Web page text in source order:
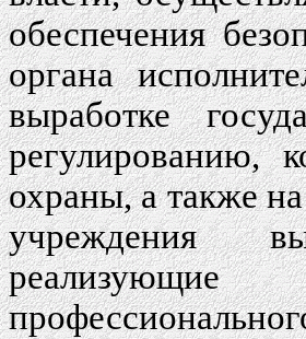
обеспечения
органа
выработке
регулированию,
охраны, а также
учреждения
реализующие